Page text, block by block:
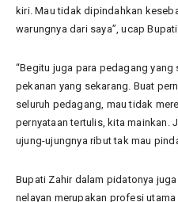
kiri. Mau tidak dipindahkan
warungnya dari saya”, ucap
“Begitu juga para pedagang
pekanan yang sekarang. Buat
seluruh pedagang, mau tidak
pernyataan tertulis, kita mainkan.
ujung-ujungnya ribut tak mau
Bupati Zahir dalam pidatonya
nelayan merupakan profesi